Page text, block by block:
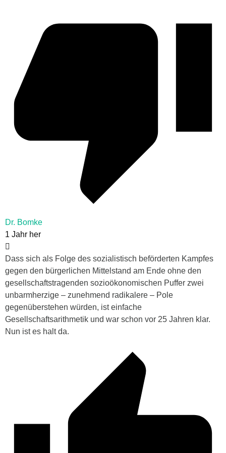
Dr. Bomke
1 Jahr her
Dass sich als Folge des sozialistisch beförderten Kampfes
gegen den bürgerlichen Mittelstand am Ende ohne den
gesellschaftstragenden sozioökonomischen Puffer zwei
unbarmherzige – zunehmend radikalere – Pole
gegenüberstehen würden, ist einfache
Gesellschaftsarithmetik und war schon vor 25 Jahren klar.
Nun ist es halt da.